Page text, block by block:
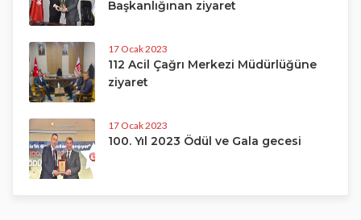
Başkanlığınan ziyaret
17 Ocak 2023
112 Acil Çağrı Merkezi Müdürlüğüne
ziyaret
17 Ocak 2023
100. Yıl 2023 Ödül ve Gala gecesi